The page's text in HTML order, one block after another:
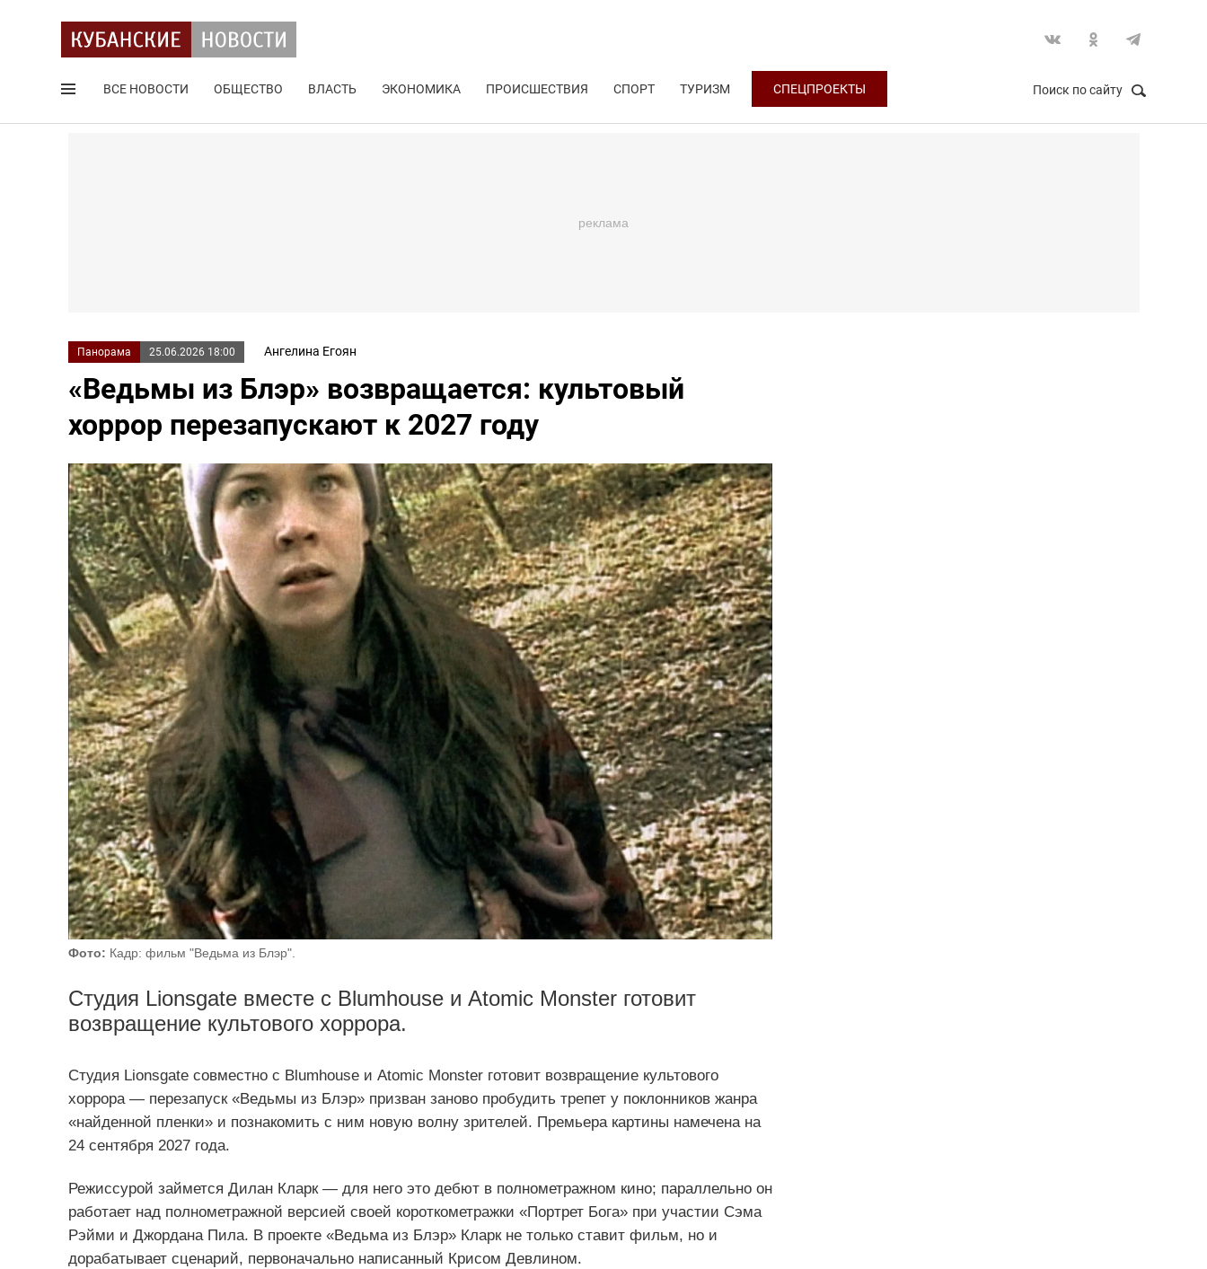
ВСЕ НОВОСТИ ОБЩЕСТВО ВЛАСТЬ ЭКОНОМИКА ПРОИСШЕСТВИЯ СПОРТ ТУРИЗМ СПЕЦПРОЕКТЫ Поиск по сайту
Панорама 25.06.2026 18:00 Ангелина Егоян
«Ведьмы из Блэр» возвращается: культовый
хоррор перезапускают к 2027 году
Фото: Кадр: фильм "Ведьма из Блэр".
Студия Lionsgate вместе с Blumhouse и Atomic Monster готовит
возвращение культового хоррора.
Студия Lionsgate совместно с Blumhouse и Atomic Monster готовит возвращение культового
хоррора — перезапуск «Ведьмы из Блэр» призван заново пробудить трепет у поклонников жанра
«найденной пленки» и познакомить с ним новую волну зрителей. Премьера картины намечена на
24 сентября 2027 года.
Режиссурой займется Дилан Кларк — для него это дебют в полнометражном кино; параллельно он
работает над полнометражной версией своей короткометражки «Портрет Бога» при участии Сэма
Рэйми и Джордана Пила. В проекте «Ведьма из Блэр» Кларк не только ставит фильм, но и
дорабатывает сценарий, первоначально написанный Крисом Девлином.